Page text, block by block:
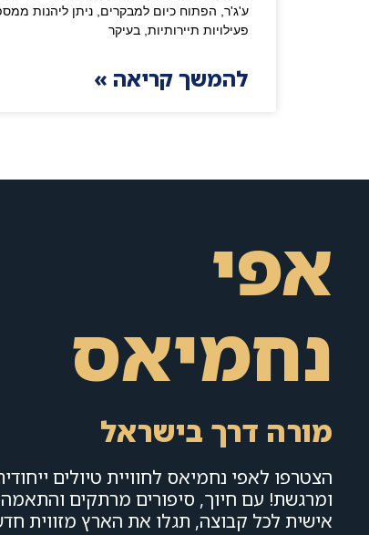
ע'ג'ר, הפתוח כיום למבקרים, ניתן ליהנות
פעילויות תיירותיות, בעיקר
להמשך קריאה »
אפי
נחמיאס
מורה דרך בישראל
הצטרפו לאפי נחמיאס לחוויית טיולים
ומרגשת! עם חיוך, סיפורים מרתקים והתאמה
אישית לכל קבוצה, תגלו את הארץ מזווית